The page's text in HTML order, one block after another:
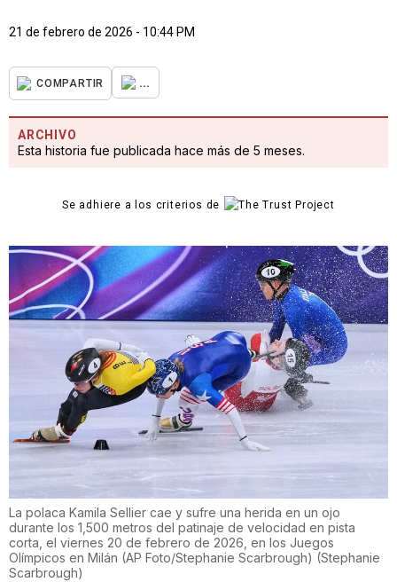
21 de febrero de 2026 - 10:44 PM
COMPARTIR ...
ARCHIVO
Esta historia fue publicada hace más de 5 meses.
Se adhiere a los criterios de
La polaca Kamila Sellier cae y sufre una herida en un ojo
durante los 1,500 metros del patinaje de velocidad en pista
corta, el viernes 20 de febrero de 2026, en los Juegos
Olímpicos en Milán (AP Foto/Stephanie Scarbrough) (Stephanie
Scarbrough)